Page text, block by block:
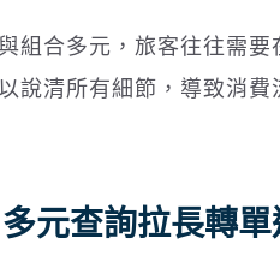
組合多元，旅客往往需
說清所有細節，導致消費
元查詢拉長轉單